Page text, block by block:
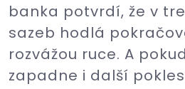
banka potvrdí, že v
sazeb hodlá
rozvážou ruce. A
zapadne i další